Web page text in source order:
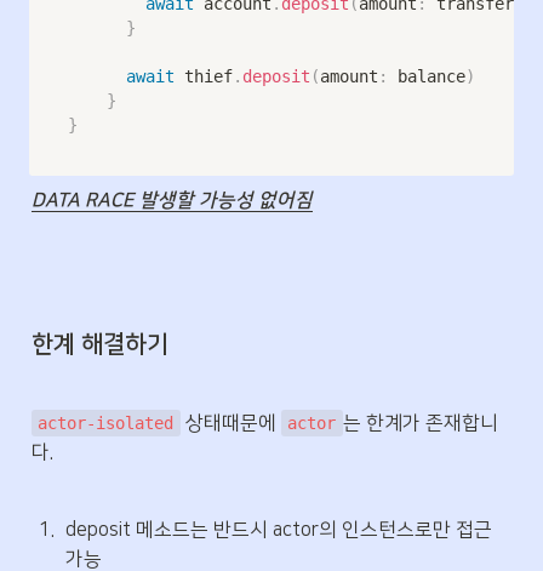
await account . deposit (amount :
}
await thief. deposit (amount : balance)
}
}
DATA RACE 발생할 가능성 없어짐
한계 해결하기
actor-isolated 상태때문에 actor 는 한계가 존재합니
다.
1 . deposit 메소드는 반드시 actor의 인스턴스로만 접근
가능